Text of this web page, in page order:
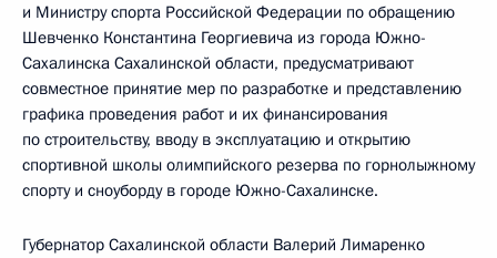
и Министру спорта Российской Федерации по обращению
Шевченко Константина Георгиевича из города Южно-
Сахалинска Сахалинской области, предусматривают
совместное принятие мер по разработке и представлению
графика проведения работ и их финансирования
по строительству, вводу в эксплуатацию и открытию
спортивной школы олимпийского резерва по горнолыжному
спорту и сноуборду в городе Южно-Сахалинске.
Губернатор Сахалинской области Валерий Лимаренко